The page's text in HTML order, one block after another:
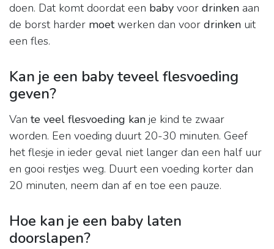
doen. Dat komt doordat een baby voor drinken aan
de borst harder moetwerken dan voor drinken uit
een fles.
Kan je een baby teveel flesvoeding
geven?
Van te veel flesvoeding kan je kind te zwaar
worden. Een voeding duurt 20-30 minuten. Geef
het flesje in ieder geval niet langer dan een half uur
en gooi restjes weg. Duurt een voeding korter dan
20 minuten, neem dan af en toe een pauze.
Hoe kan je een baby laten
doorslapen?